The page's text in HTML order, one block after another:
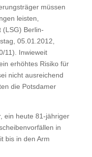
müssen
leisten,
(LSG) Berlin-
05.01.2012,
11). Inwieweit
erhöhtes Risiko für
nicht ausreichend
die Potsdamer
ein heute 81-jähriger
in
bis in den Arm